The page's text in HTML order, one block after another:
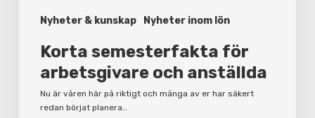
Nyheter & kunskap Nyheter inom lön
Korta semesterfakta för
arbetsgivare och anställda
Nu är våren här på riktigt och många av er har säkert
redan börjat planera…